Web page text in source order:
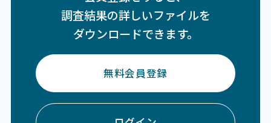
調査結果の詳しいファイルを
ダウンロードできます。
無料会員登録